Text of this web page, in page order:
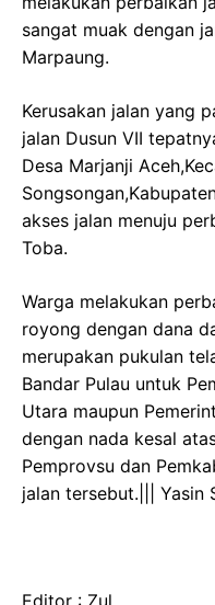
sangat muak dengan
Marpaung.
Kerusakan jalan yang
jalan Dusun VII
Desa Marjanji
akses jalan menuju
Toba.
Warga melakukan
royong dengan dana
merupakan pukulan
Bandar Pulau untuk
Utara maupun
dengan nada kesal
Pemprovsu dan
jalan tersebut.||| Yasin